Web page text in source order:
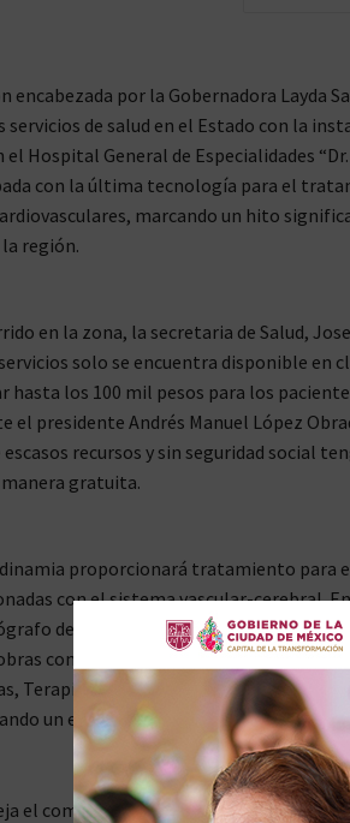
encabezada por la Gobernadora Layda
de salud en el Estado con la
Hospital General de Especialidades
con la última tecnología para el
marcando un hito
región.
en la zona, la secretaria de Salud,
solo se encuentra disponible en
hasta los 100 mil pesos para los
el presidente Andrés Manuel López
recursos y sin seguridad social
gratuita.
proporcionará tratamiento para
con el sistema vascular-cerebral.
de Arco Monoplanar y equipo
complementarias para la
Terapia Intensiva-UCIN, Consultorio-
un entorno adecuado para la
el compromiso de la administración